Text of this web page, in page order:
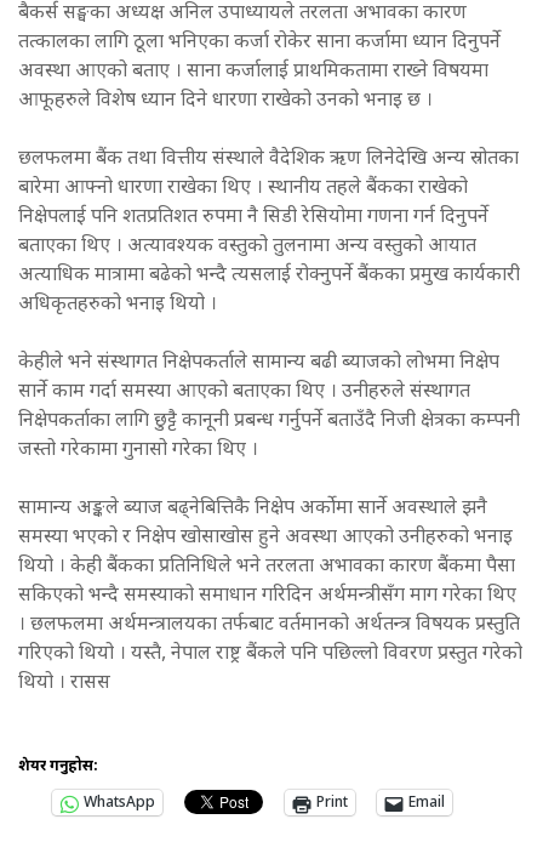
बैकर्स सङ्घका अध्यक्ष अनिल उपाध्यायले तरलता अभावका कारण
तत्कालका लागि ठूला भनिएका कर्जा रोकेर साना कर्जामा ध्यान दिनुपर्ने
अवस्था आएको बताए । साना कर्जालाई प्राथमिकतामा राख्ने विषयमा
आफूहरुले विशेष ध्यान दिने धारणा राखेको उनको भनाइ छ ।
छलफलमा बैंक तथा वित्तीय संस्थाले वैदेशिक ऋण लिनेदेखि अन्य स्रोतका
बारेमा आफ्नो धारणा राखेका थिए । स्थानीय तहले बैंकका राखेको
निक्षेपलाई पनि शतप्रतिशत रुपमा नै सिडी रेसियोमा गणना गर्न दिनुपर्ने
बताएका थिए । अत्यावश्यक वस्तुको तुलनामा अन्य वस्तुको आयात
अत्याधिक मात्रामा बढेको भन्दै त्यसलाई रोक्नुपर्ने बैंकका प्रमुख कार्यकारी
अधिकृतहरुको भनाइ थियो ।
केहीले भने संस्थागत निक्षेपकर्ताले सामान्य बढी ब्याजको लोभमा निक्षेप
सार्ने काम गर्दा समस्या आएको बताएका थिए । उनीहरुले संस्थागत
निक्षेपकर्ताका लागि छुट्टै कानूनी प्रबन्ध गर्नुपर्ने बताउँदै निजी क्षेत्रका कम्पनी
जस्तो गरेकामा गुनासो गरेका थिए ।
सामान्य अङ्कले ब्याज बढ्नेबित्तिकै निक्षेप अर्कोमा सार्ने अवस्थाले झनै
समस्या भएको र निक्षेप खोसाखोस हुने अवस्था आएको उनीहरुको भनाइ
थियो । केही बैंकका प्रतिनिधिले भने तरलता अभावका कारण बैंकमा पैसा
सकिएको भन्दै समस्याको समाधान गरिदिन अर्थमन्त्रीसँग माग गरेका थिए
। छलफलमा अर्थमन्त्रालयका तर्फबाट वर्तमानको अर्थतन्त्र विषयक प्रस्तुति
गरिएको थियो । यस्तै, नेपाल राष्ट्र बैंकले पनि पछिल्लो विवरण प्रस्तुत गरेको
थियो । रासस
शेयर गर्नुहोस:
WhatsApp
Print Email